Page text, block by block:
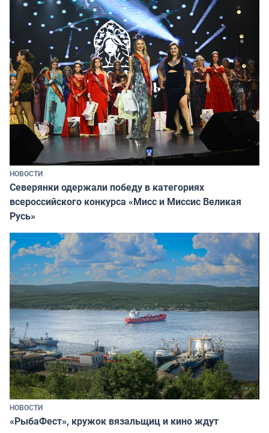
НОВОСТИ
Северянки одержали победу в категориях
всероссийского конкурса «Мисс и Миссис Великая
Русь»
НОВОСТИ
«РыбаФест», кружок вязальщиц и кино ждут